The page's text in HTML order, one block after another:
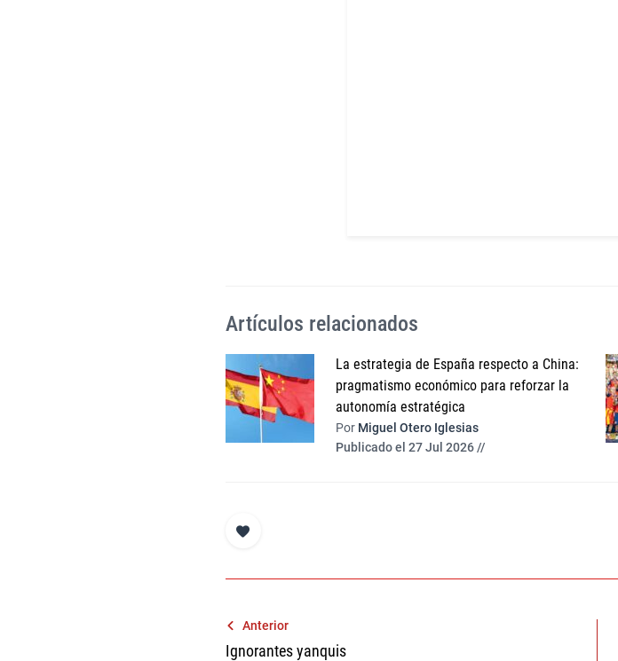
Artículos relacionados
La estrategia de España respecto a China:
pragmatismo económico para reforzar la
autonomía estratégica
Por Miguel Otero Iglesias
Publicado el 27 Jul 2026 //
Navegación
Anterior
Ignorantes yanquis